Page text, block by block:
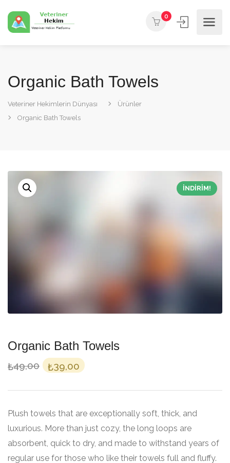
0
Organic Bath Towels
Veteriner Hekimlerin Dünyası
Ürünler
Organic Bath Towels
İNDIRIM!
Organic Bath Towels
₺49,00 Orijinal
₺49,00.
₺39,00 Şu
fiyat:
₺39,00.
Plush towels that are exceptionally soft, thick, and
luxurious. More than just cozy, the long loops are
absorbent, quick to dry, and made to withstand years of
regular use for those who like their towels full and fluffy.